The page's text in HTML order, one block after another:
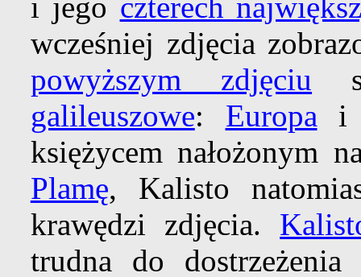
i jego czterech
wcześniej zdjęcia
powyższym zdjęciu
galileuszowe: Europa
księżycem nałożonym
Plamę, Kalisto
krawędzi zdjęcia.
trudna do